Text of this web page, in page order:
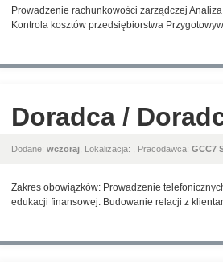
Prowadzenie rachunkowości zarządczej
Kontrola kosztów przedsiębiorstwa
Doradca /
Dodane: wczoraj , Lokalizacja: , Pracodawca: GCC7
Zakres obowiązków: Prowadzenie
edukacji finansowej. Budowanie relacji z